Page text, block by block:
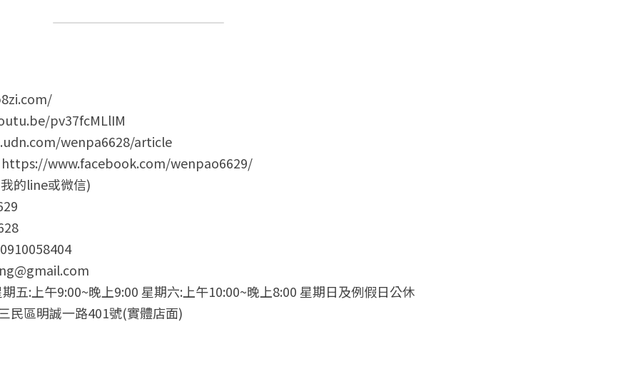
pv37fcMLlIM
wenpa6628/article
https://www.facebook.com/wenpao6629/
的line或微信)
期五:上午9:00~晚上9:00 星期六:上午10:00~晚上8:00 星期日及例假日公休
民區明誠一路401號(實體店面)